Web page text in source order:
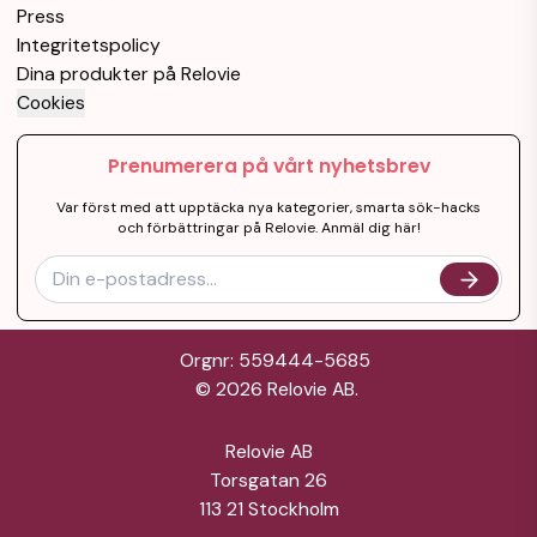
Bra skick Ryzen 7
Lenovo legion
5
13 000 kr
15 000 kr
1TB Lagring
Press
Integritetspolicy
Dina produkter på Relovie
Cookies
Prenumerera på vårt nyhetsbrev
Var först med att upptäcka nya kategorier, smarta sök-hacks
och förbättringar på Relovie. Anmäl dig här!
Orgnr: 559444-5685
© 2026 Relovie AB.
Relovie AB
Torsgatan 26
113 21 Stockholm